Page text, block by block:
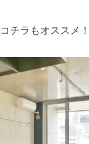
コチラもオススメ！